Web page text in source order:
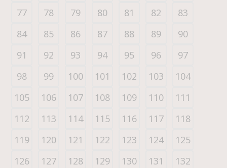
77
78 79 80 81 82
83
84
85 86 87 88 89
90
91
92 93 94 95 96
97
98
99 100 101 102 103
104
105
106 107 108 109 110
111
112
113 114 115 116 117
118
119
120 121 122 123 124
125
126
127 128 129 130 131
132